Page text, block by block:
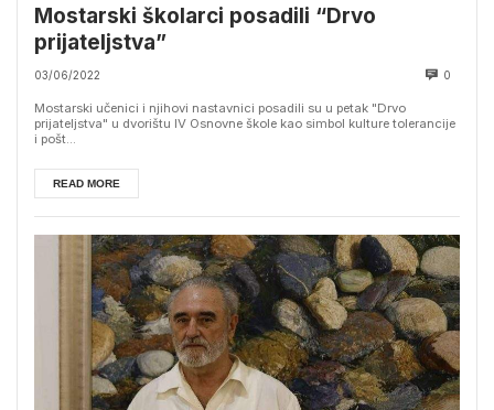
Mostarski školarci posadili “Drvo
prijateljstva”
03/06/2022 0
Mostarski učenici i njihovi nastavnici posadili su u petak "Drvo
prijateljstva" u dvorištu IV Osnovne škole kao simbol kulture tolerancije
i pošt...
READ MORE